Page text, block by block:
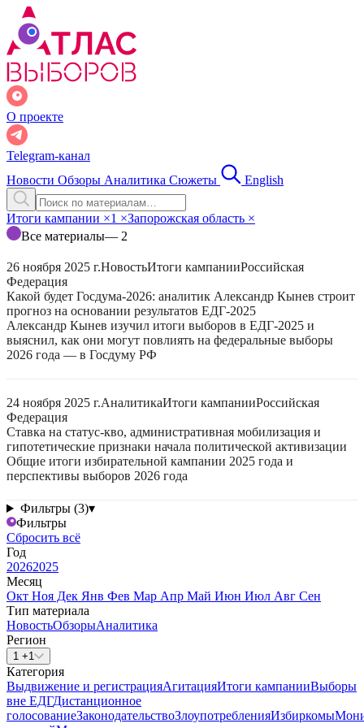
О проекте
Telegram-канал
Новости Обзоры Аналитика Сюжеты English
Итоги кампании ×1 ×Запорожская область ×
Все материалы— 2
26 ноября 2025 г.НовостьИтоги кампанииРоссийская
Федерация
Какой будет Госдума-2026: аналитик Александр Кынев строит
прогноз на основании результатов ЕДГ-2025
Александр Кынев изучил итоги выборов в ЕДГ-2025 и
выяснил, как они могут повлиять на федеральные выборы
2026 года — в Госдуму РФ
24 ноября 2025 г.АналитикаИтоги кампанииРоссийская
Федерация
Ставка на статус-кво, административная мобилизация и
гипотетические признаки начала политической активизации
Общие итоги избирательной кампании 2025 года и
перспективы выборов 2026 года
Фильтры (3)▾
Фильтры
Сбросить всё
Год
20262025
Месяц
Окт Ноя Дек Янв Фев Мар Апр Май Июн Июл Авг Сен
Тип материала
НовостьОбзорыАналитика
Регион
1 +1
Категория
Выдвижение и регистрацияАгитацияИтоги кампанииВыборы
вне ЕДГДистанционное
голосованиеЗаконодательствоЗлоупотребленияИзбиркомы